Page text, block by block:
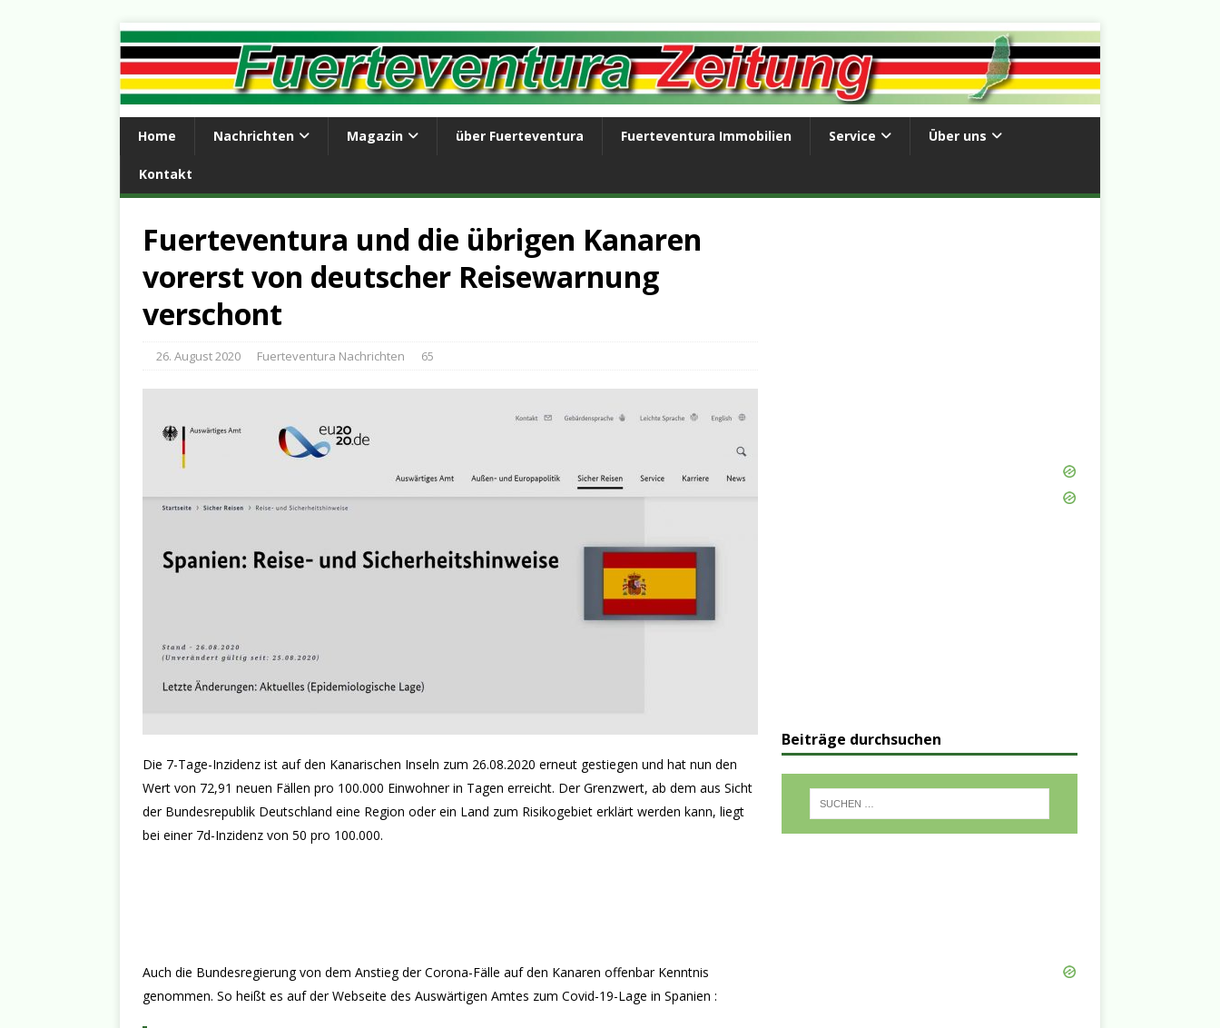
Home Nachrichten Magazin über Fuerteventura Fuerteventura Immobilien Service Über uns
Kontakt
Fuerteventura und die übrigen Kanaren
vorerst von deutscher Reisewarnung
verschont
26. August 2020 Fuerteventura Nachrichten 65
Die 7-Tage-Inzidenz ist auf den Kanarischen Inseln zum 26.08.2020 erneut gestiegen und hat nun den
Wert von 72,91 neuen Fällen pro 100.000 Einwohner in Tagen erreicht. Der Grenzwert, ab dem aus Sicht
der Bundesrepublik Deutschland eine Region oder ein Land zum Risikogebiet erklärt werden kann, liegt
bei einer 7d-Inzidenz von 50 pro 100.000.
Auch die Bundesregierung von dem Anstieg der Corona-Fälle auf den Kanaren offenbar Kenntnis
genommen. So heißt es auf der Webseite des Auswärtigen Amtes zum Covid-19-Lage in Spanien :
Beiträge durchsuchen